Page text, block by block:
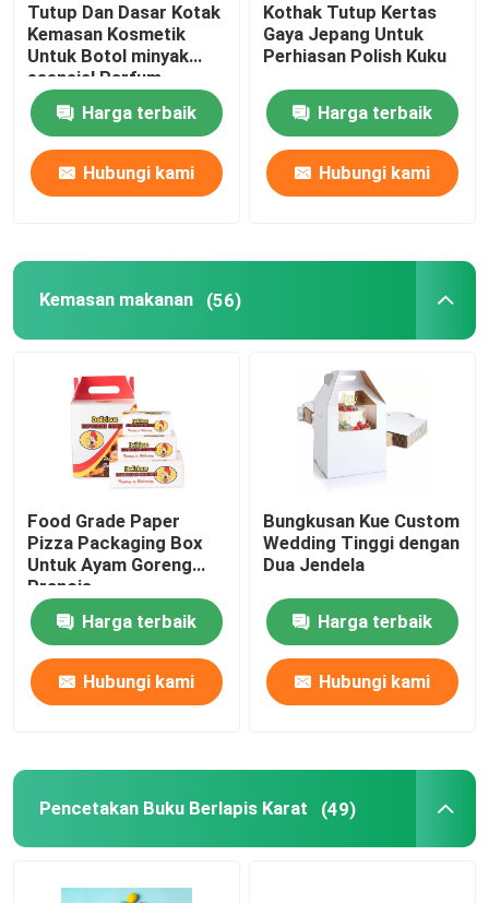
Tutup Dan Dasar Kotak
Kemasan Kosmetik
Untuk Botol minyak
esensial Parfum
Harga terbaik
Hubungi kami
Kothak Tutup Kertas
Gaya Jepang Untuk
Perhiasan Polish Kuku
Harga terbaik
Hubungi kami
Kemasan makanan (56)
Food Grade Paper
Pizza Packaging Box
Untuk Ayam Goreng
Prancis
Harga terbaik
Hubungi kami
Bungkusan Kue Custom
Wedding Tinggi dengan
Dua Jendela
Harga terbaik
Hubungi kami
Pencetakan Buku Berlapis Karat (49)